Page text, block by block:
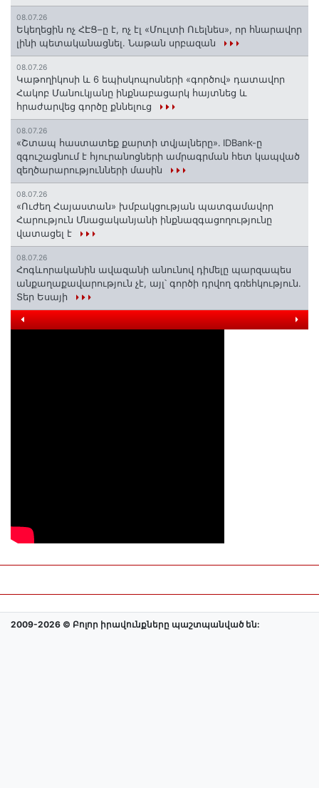
08.07.26
Եկեղեցին ոչ ՀԷՑ–ը է, ոչ էլ «Մուլտի Ուելնես», որ հնարավոր
լինի պետականացնել. Նաթան սրբազան
08.07.26
️Կաթողիկոսի և 6 եպիսկոպոսների «գործով» դատավոր
Հակոբ Մանուկյանը ինքնաբացարկ հայտնեց և
հրաժարվեց գործը քննելուց
08.07.26
«Շտապ հաստատեք քարտի տվյալները»․ IDBank-ը
զգուշացնում է հյուրանոցների ամրագրման հետ կապված
զեղծարարությունների մասին
08.07.26
«Ուժեղ Հայաստան» խմբակցության պատգամավոր
Հարություն Մնացականյանի ինքնազգացողությունը
վատացել է
08.07.26
Հոգևորականին ավազանի անունով դիմելը պարզապես
անքաղաքավարություն չէ, այլ՝ գործի դրվող գռեհկություն.
Տեր Եսայի
2009-2026 © Բոլոր իրավունքները պաշտպանված են: